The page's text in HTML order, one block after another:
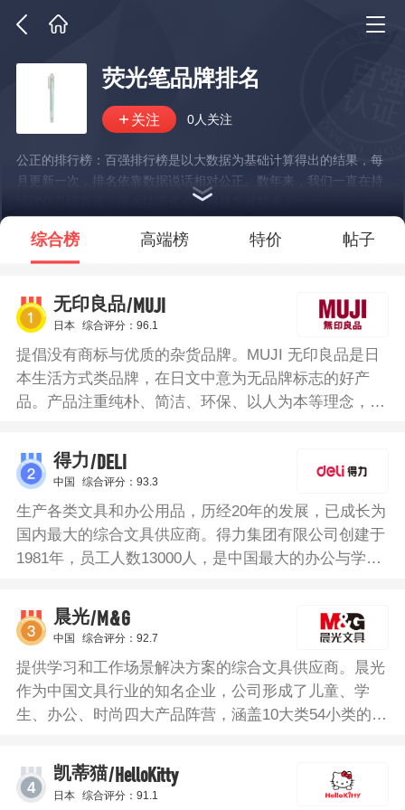
荧光笔品牌排名
0人关注
公正的排行榜：百强排行榜是以大数据为基础计算得出的结果，每
月更新一次，排名依靠数据说话相对公正。数年来，我们一直在持
续优化升级算法，排名结果也会变得越来越精准！
*说明：仅展示部分数据
综合榜 高端榜 特价 帖子
无印良品/MUJI
日本 综合评分：96.1
提倡没有商标与优质的杂货品牌。MUJI 无印良品是日
本生活方式类品牌，在日文中意为无品牌标志的好产
品。产品注重纯朴、简洁、环保、以人为本等理念，在
丙烯按压式荧光笔笔芯，透明笔身，握感舒适，颜色多
样，满足不同的需求。
得力/DELI
中国 综合评分：93.3
生产各类文具和办公用品，历经20年的发展，已成长为
国内最大的综合文具供应商。得力集团有限公司创建于
1981年，员工人数13000人，是中国最大的办公与学习
品集群实现企业级用户采购，产品体系有： 文管产
品、桌面文具、商用机器、书写工具、纸制品、保险
笔墨水充足，油墨附着力强不易褪色，笔夹设计方便携
带，笔头有保护套，防止漏墨不易发挥，斜粗头笔头设
计，不同的握笔方式，写出粗细不同的笔迹，灵活运
晨光/M&G
中国 综合评分：92.7
提供学习和工作场景解决方案的综合文具供应商。晨光
作为中国文具行业的知名企业，公司形成了儿童、学
生、办公、时尚四大产品阵营，涵盖10大类54小类的文
前列。晨光荧光笔采用三角笔杆设计，抓握舒适，斧形
笔头，不同角度不同粗细，可根据需要画出不同的线
4
凯蒂猫/HelloKitty
日本 综合评分：91.1